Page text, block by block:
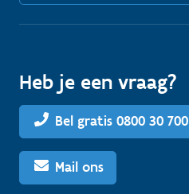
Heb je een vraag?
Bel gratis 0800 30 700
Mail ons